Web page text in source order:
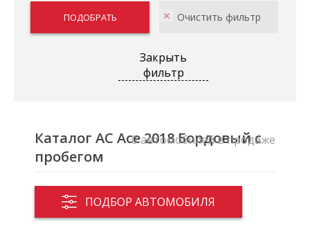
Закрыть
фильтр
Каталог AC Ace 2018 Бордовый с
пробегом
ПОДБОР АВТОМОБИЛЯ
0 автомобилей в продаже